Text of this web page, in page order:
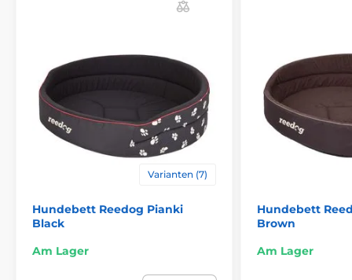
Es vermittelt ein Gefühl der Sicherheit
Hochwertiges und langlebiges Cordura
Handgenäht
Hoher Rand
Waschbares Material
Bett für Hund Reedog
Ankündigung geändert werden. Die Bilder dienen nur
Varianten (7)
Hundebett Reedog Pianki
Black
Am Lager
Hundebett
Brown
Am Lager